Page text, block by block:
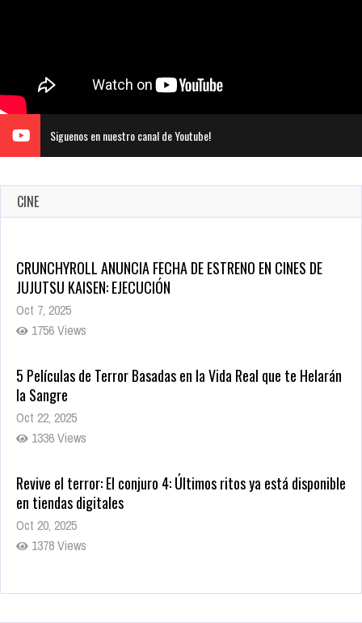
Siguenos en nuestro canal de Youtube!
CINE
5 Películas de Terror Basadas en la Vida Real que te Helarán
la Sangre
Oct 22, 2025
1336 Views
Revive el terror: El conjuro 4: Últimos ritos ya está disponible
en tiendas digitales
Oct 20, 2025
1378 Views
Warner Bros. lleva a las tiendas digitales su racha de
registros con sus últimas 6 películas
Oct 17, 2025
1434 Views
CRUNCHYROLL ANUNCIA FECHA DE ESTRENO EN CINES DE